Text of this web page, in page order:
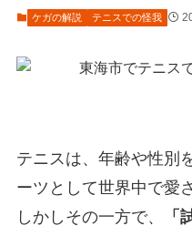
ケガの解説 テニスでの怪我
テニスは、年齢や性別
ーツとして世界中で愛
しかしその一方で、
「